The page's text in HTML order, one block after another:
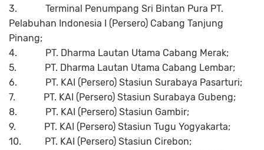
3.
Terminal Penumpang Sri Bintan Pura PT.
Pelabuhan Indonesia I (Persero) Cabang Tanjung
Pinang;
4.
PT. Dharma Lautan Utama Cabang Merak;
5.
PT. Dharma Lautan Utama Cabang Lembar;
6.
PT. KAI (Persero) Stasiun Surabaya Pasarturi;
7.
PT. KAI (Persero) Stasiun Surabaya Gubeng;
8.
PT. KAI (Persero) Stasiun Gambir;
9.
PT. KAI (Persero) Stasiun Tugu Yogyakarta;
10.
PT. KAI (Persero) Stasiun Cirebon;